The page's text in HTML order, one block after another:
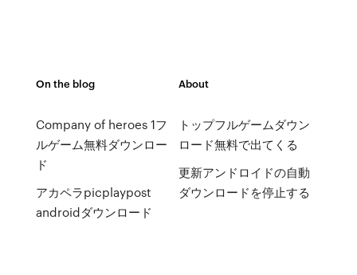
On the blog
Company of heroes 1フ
ルゲーム無料ダウンロー
ド
アカペラpicplaypost
androidダウンロード
About
トップフルゲームダウン
ロード無料で出てくる
更新アンドロイドの自動
ダウンロードを停止する